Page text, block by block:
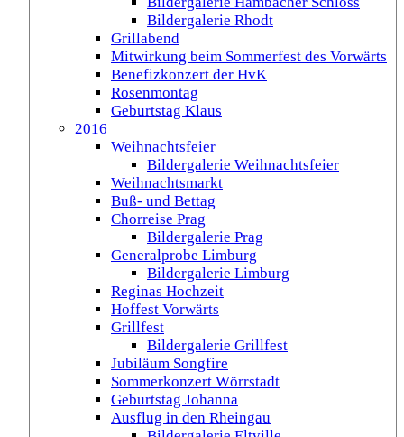
Bildergalerie Rhodt
Grillabend
Mitwirkung beim Sommerfest des Vorwärts
Benefizkonzert der HvK
Rosenmontag
Geburtstag Klaus
2016
Weihnachtsfeier
Bildergalerie Weihnachtsfeier
Weihnachtsmarkt
Buß- und Bettag
Chorreise Prag
Bildergalerie Prag
Generalprobe Limburg
Bildergalerie Limburg
Reginas Hochzeit
Hoffest Vorwärts
Grillfest
Bildergalerie Grillfest
Jubiläum Songfire
Sommerkonzert Wörrstadt
Geburtstag Johanna
Ausflug in den Rheingau